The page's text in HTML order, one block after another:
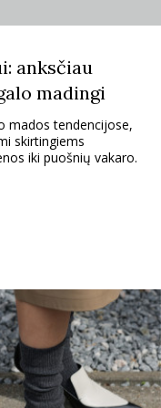
anksčiau
madingi
mados tendencijose,
skirtingiems
iki puošnių vakaro.